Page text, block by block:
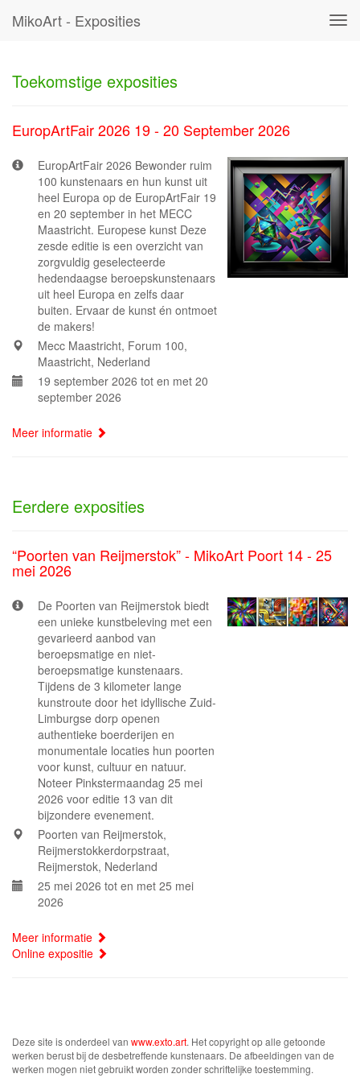
MikoArt - Exposities
Toekomstige exposities
EuropArtFair 2026 19 - 20 September 2026
EuropArtFair 2026 Bewonder ruim
100 kunstenaars en hun kunst uit
heel Europa op de EuropArtFair 19
en 20 september in het MECC
Maastricht. Europese kunst Deze
zesde editie is een overzicht van
zorgvuldig geselecteerde
hedendaagse beroepskunstenaars
uit heel Europa en zelfs daar
buiten. Ervaar de kunst én ontmoet
de makers!
Mecc Maastricht, Forum 100,
Maastricht, Nederland
19 september 2026 tot en met 20
september 2026
Meer informatie
Eerdere exposities
“Poorten van Reijmerstok” - MikoArt Poort 14 - 25
mei 2026
De Poorten van Reijmerstok biedt
een unieke kunstbeleving met een
gevarieerd aanbod van
beroepsmatige en niet-
beroepsmatige kunstenaars.
Tijdens de 3 kilometer lange
kunstroute door het idyllische Zuid-
Limburgse dorp openen
authentieke boerderijen en
monumentale locaties hun poorten
voor kunst, cultuur en natuur.
Noteer Pinkstermaandag 25 mei
2026 voor editie 13 van dit
bijzondere evenement.
Poorten van Reijmerstok,
Reijmerstokkerdorpstraat,
Reijmerstok, Nederland
25 mei 2026 tot en met 25 mei
2026
Meer informatie
Online expositie
Deze site is onderdeel van www.exto.art. Het copyright op alle getoonde
werken berust bij de desbetreffende kunstenaars. De afbeeldingen van de
werken mogen niet gebruikt worden zonder schriftelijke toestemming.